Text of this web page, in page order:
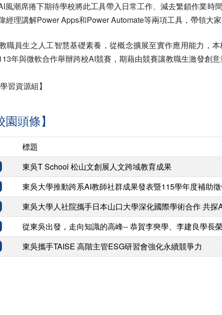
風潮席捲下期待學校將此工具帶入日常工作、減去繁鎖作業
經理講解Power Apps和Power Automate等兩項工具，帶領大
職員生之人工智慧基礎素養，從概念擴展至實作應用能力，
年與微軟合作舉辦跨校AI競賽，期藉由競賽讓教職生激發創
習資源組】
頭條】
標題
東吳T School 松山文創展人文跨域教育成果
東吳大學推動跨系AI教師社群成果發表暨115學年度補助
東吳大學人社院攜手日本山口大學深化國際學術合作 共探
從東吳出發，走向知識的高峰-- 恭賀李奭學、李建良學長
東吳攜手TAISE 高階主管ESG研習會強化永續競爭力